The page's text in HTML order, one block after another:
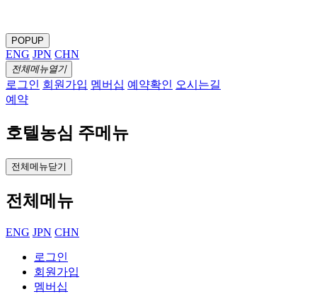
POPUP
ENG JPN CHN
전체메뉴열기
로그인 회원가입 멤버십 예약확인 오시는길
예약
호텔농심 주메뉴
전체메뉴닫기
전체메뉴
ENG JPN CHN
로그인
회원가입
멤버십